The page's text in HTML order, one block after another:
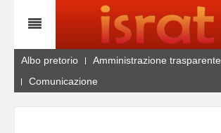
Albo pretorio
Amministrazione trasparente
Comunicazione